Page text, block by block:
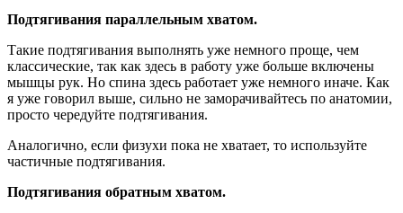
Подтягивания параллельным хватом.
Такие подтягивания выполнять уже немного проще, чем
классические, так как здесь в работу уже больше включены
мышцы рук. Но спина здесь работает уже немного иначе. Как
я уже говорил выше, сильно не заморачивайтесь по анатомии,
просто чередуйте подтягивания.
Аналогично, если физухи пока не хватает, то используйте
частичные подтягивания.
Подтягивания обратным хватом.